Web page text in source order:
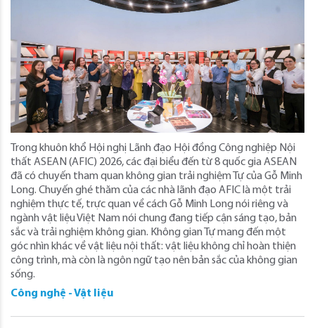
Trong khuôn khổ Hội nghị Lãnh đạo Hội đồng Công nghiệp Nội
thất ASEAN (AFIC) 2026, các đại biểu đến từ 8 quốc gia ASEAN
đã có chuyến tham quan không gian trải nghiệm Tự của Gỗ Minh
Long. Chuyến ghé thăm của các nhà lãnh đạo AFIC là một trải
nghiệm thực tế, trực quan về cách Gỗ Minh Long nói riêng và
ngành vật liệu Việt Nam nói chung đang tiếp cận sáng tạo, bản
sắc và trải nghiệm không gian. Không gian Tự mang đến một
góc nhìn khác về vật liệu nội thất: vật liệu không chỉ hoàn thiện
công trình, mà còn là ngôn ngữ tạo nên bản sắc của không gian
sống.
Công nghệ - Vật liệu